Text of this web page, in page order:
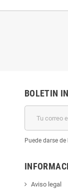
BOLETIN
Puede darse
Aviso legal